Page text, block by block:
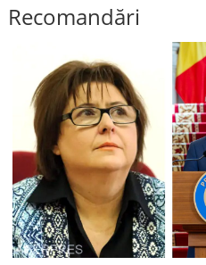
Recomandări